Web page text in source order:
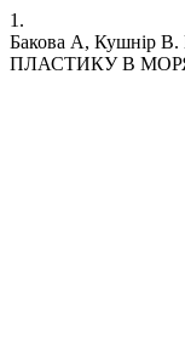
1.
Бакова А,
ПЛАСТИКУ В МОРЯ